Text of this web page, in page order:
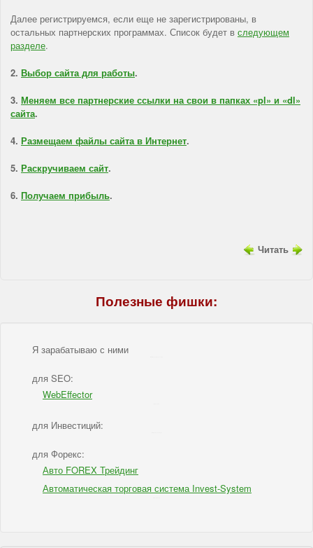
Далее регистрируемся, если еще не зарегистрированы, в
остальных партнерских программах. Список будет в следующем
разделе.
2. Выбор сайта для работы.
3. Меняем все партнерские ссылки на свои в папках «pl» и «dl»
сайта.
4. Размещаем файлы сайта в Интернет.
5. Раскручиваем сайт.
6. Получаем прибыль.
Читать
Полезные фишки:
Я зарабатываю с ними
для SEO:
WebEffector
для Инвестиций:
для Форекс:
Авто FOREX Трейдинг
Автоматическая торговая система Invest-System